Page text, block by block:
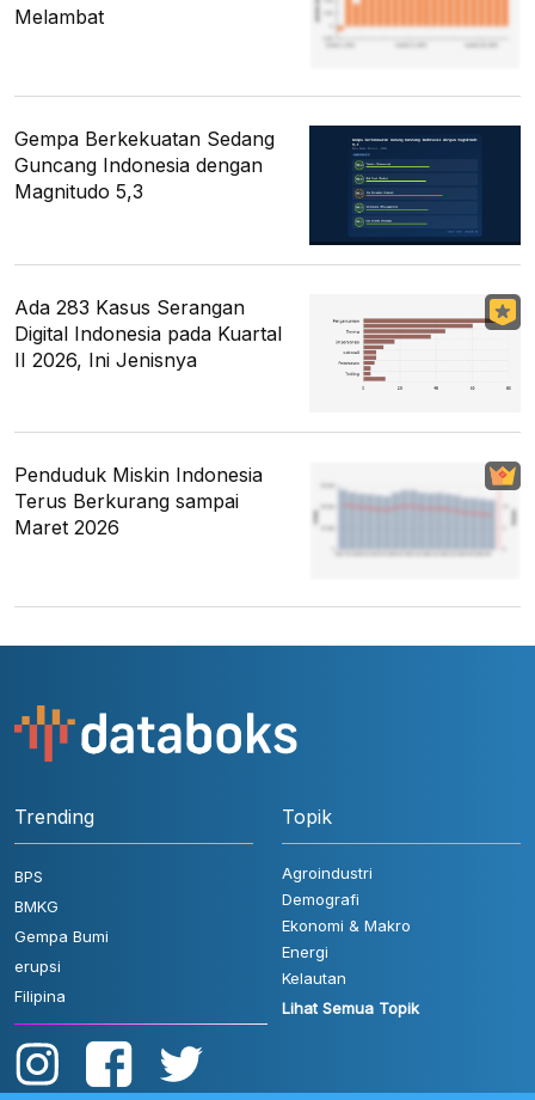
Melambat
Gempa Berkekuatan Sedang
Guncang Indonesia dengan
Magnitudo 5,3
Ada 283 Kasus Serangan
Digital Indonesia pada Kuartal
II 2026, Ini Jenisnya
Penduduk Miskin Indonesia
Terus Berkurang sampai
Maret 2026
Trending
BPS
BMKG
Gempa Bumi
erupsi
Filipina
Topik
Agroindustri
Demografi
Ekonomi & Makro
Energi
Kelautan
Lihat Semua Topik